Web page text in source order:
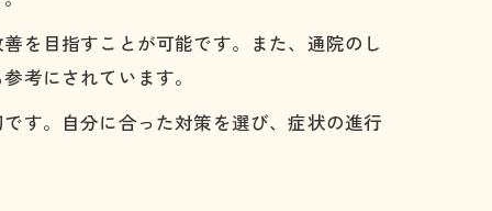
を目指すことが可能です。また、通院のし
考にされています。
す。自分に合った対策を選び、症状の進行